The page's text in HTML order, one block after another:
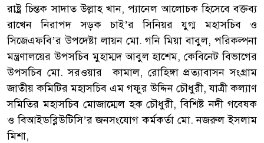
রাষ্ট্র চিন্তক সাদাত উল্লাহ খান, প্যানেল আলোচক হিসেবে বক্তব্য
রাখেন নিরাপদ সড়ক চাই’র সিনিয়র যুগ্ম মহাসচিব ও
সিজেএফবি’র উপদেষ্টা লায়ন মো. গনি মিয়া বাবুল, পরিকল্পনা
মন্ত্রণালয়ের উপসচিব মুহাম্মদ আবুল হাশেম, কেবিনেট বিভাগের
উপসচিব মো. সরওয়ার কামাল, রোহিঙ্গা প্রত্যাবাসন সংগ্রাম
জাতীয় কমিটির মহাসচিব এম গফুর উদ্দিন চৌধুরী, যাত্রী কল্যাণ
সমিতির মহাসচিব মোজাম্মেল হক চৌধুরী, বিশিষ্ট নদী গবেষক
ও বিআইডব্লিউটিসি’র জনসংযোগ কর্মকর্তা মো. নজরুল ইসলাম
মিশা,